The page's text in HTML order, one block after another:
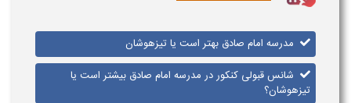
مدرسه امام صادق بهتر است یا تیزهوشان
شانس قبولی کنکور در مدرسه امام صادق بیشتر است یا
تیزهوشان؟